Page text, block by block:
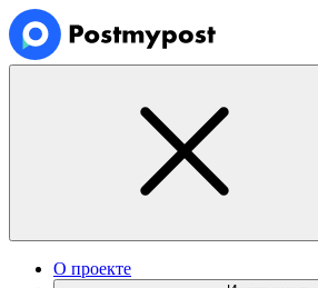
О проекте